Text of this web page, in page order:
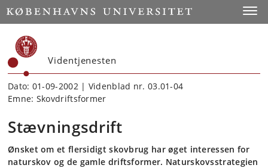
Start
Videntjenesten
Dato: 01-09-2002 | Videnblad nr. 03.01-04
Emne: Skovdriftsformer
Stævningsdrift
Ønsket om et flersidigt skovbrug har øget interessen for
naturskov og de gamle driftsformer. Naturskovsstrategien